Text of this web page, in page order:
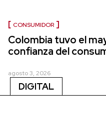
CONSUMIDOR
Colombia tuvo el
confianza del
agosto 3, 2026
DIGITAL